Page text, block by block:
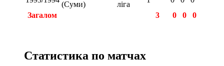
(Суми)
ліга
Загалом
3 0 0 0
Статистика по матчах